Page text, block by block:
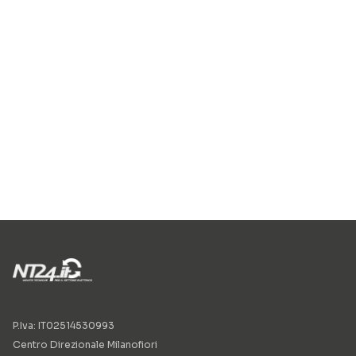
P.Iva: IT02514530993
Centro Direzionale Milanofiori